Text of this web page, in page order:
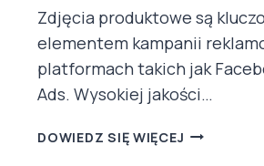
Zdjęcia produktowe są
elementem kampanii
platformach takich jak
Ads. Wysokiej jakości…
DOWIEDZ SIĘ WIĘCEJ